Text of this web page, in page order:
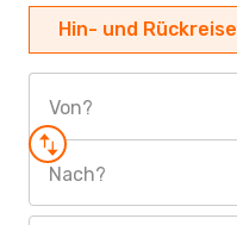
Hin- und Rückreise
Von?
Nach?